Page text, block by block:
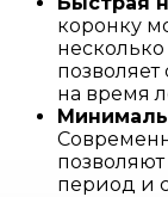
коронку
на время
период и